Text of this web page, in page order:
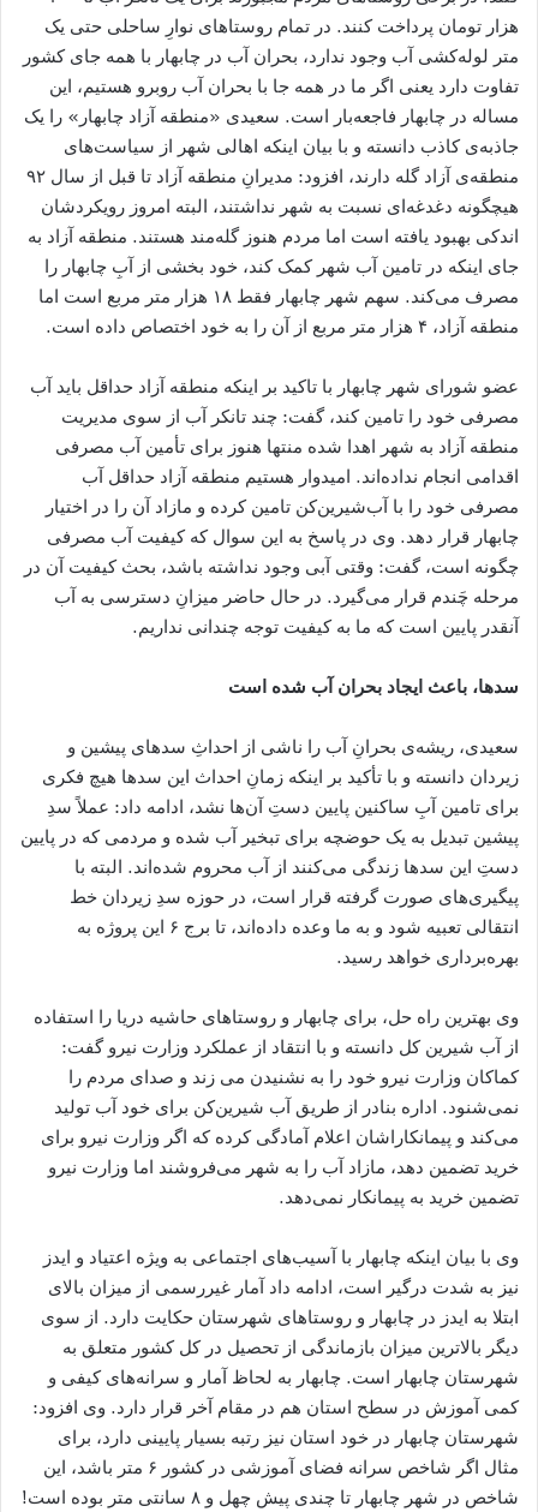
هزار تومان پرداخت کنند. در تمام روستاهای نوارِ ساحلی حتی یک
متر لوله‌کشی آب وجود ندارد، بحران آب در چابهار با همه جای کشور
تفاوت دارد یعنی اگر ما در همه جا با بحران آب روبرو هستیم، این
مساله در چابهار فاجعه‌بار است. سعیدی «منطقه آزاد چابهار» را یک
جاذبه‌ی کاذب دانسته و با بیان اینکه اهالی شهر از سیاست‌های
منطقه‌ی آزاد گله دارند، افزود: مدیرانِ منطقه آزاد تا قبل از سال ۹۲
هیچگونه دغدغه‌ای نسبت به شهر نداشتند، البته امروز رویکردشان
اندکی بهبود یافته است اما مردم هنوز گله‌مند هستند. منطقه آزاد به‌
جای اینکه در تامین آب شهر کمک کند، خود بخشی از آبِ چابهار را
مصرف می‌کند. سهم شهر چابهار فقط ۱۸ هزار متر مربع است اما
منطقه آزاد، ۴ هزار متر مربع از آن را به خود اختصاص داده است.
عضو شورای شهر چابهار با تاکید بر اینکه منطقه آزاد حداقل باید آب
مصرفی خود را تامین کند، گفت: چند تانکر آب از سوی مدیریت
منطقه آزاد به شهر اهدا شده منتها هنوز برای تأمین آب مصرفی
اقدامی انجام نداده‌اند. امیدوار هستیم منطقه آزاد حداقل آب
مصرفی خود را با آب‌شیرین‌کن تامین کرده و مازاد آن را در اختیار
چابهار قرار دهد. وی در پاسخ به این سوال که کیفیت آب مصرفی
چگونه است، گفت: وقتی آبی وجود نداشته باشد، بحث کیفیت آن در
مرحله چَندم قرار می‌گیرد. در حال حاضر میزانِ دسترسی به آب
آنقدر پایین است که ما به کیفیت توجه چندانی نداریم.
سدها، باعث ایجاد بحران آب شده است
سعیدی، ریشه‌ی بحرانِ آب را ناشی از احداثِ سدهای پیشین و
زیردان دانسته و با تأکید بر اینکه زمانِ احداث این سدها هیچ فکری
برای تامین آبِ ساکنین پایین دستِ آن‌ها نشد، ادامه داد: عملاً سدِ
پیشین تبدیل به یک حوضچه برای تبخیر آب شده و مردمی که در پایین
دستِ این سدها زندگی می‌کنند از آب محروم شده‌اند. البته با
پیگیری‌های صورت گرفته قرار است، در حوزه سدِ زیردان خط
انتقالی تعبیه شود و به ما وعده داده‌اند، تا برج ۶ این پروژه به
بهره‌برداری خواهد رسید.
وی بهترین راه‌ حل، برای چابهار و روستاهای حاشیه دریا را استفاده
از آب شیرین کل دانسته و با انتقاد از عملکرد وزارت نیرو گفت:
کماکان وزارت نیرو خود را به نشنیدن می‌ زند و صدای مردم را
نمی‌شنود. اداره بنادر از طریق آب شیرین‌کن برای خود آب تولید
می‌کند و پیمانکاراشان اعلام آمادگی کرده که اگر وزارت نیرو برای
خرید تضمین دهد، مازاد آب را به شهر می‌فروشند اما وزارت نیرو
تضمین خرید به پیمانکار نمی‌دهد.
وی با بیان اینکه چابهار با آسیب‌های اجتماعی به ویژه اعتیاد و ایدز
نیز به شدت درگیر است، ادامه داد آمار غیررسمی از میزان بالای
ابتلا به ایدز در چابهار و روستاهای شهرستان حکایت دارد. از سوی
دیگر بالاترین میزان بازماندگی از تحصیل در کل کشور متعلق به
شهرستان چابهار است. چابهار به لحاظ آمار و سرانه‌های کیفی و
کمی آموزش در سطح استان هم در مقام آخر قرار دارد. وی افزود:
شهرستان چابهار در خود استان نیز رتبه بسیار پایینی دارد، برای
مثال اگر شاخص سرانه فضای آموزشی در کشور ۶ متر باشد، این
شاخص در شهر چابهار تا چندی پیش چهل و ۸ سانتی متر بوده است!